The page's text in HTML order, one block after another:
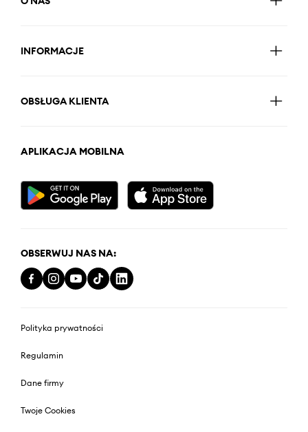
INFORMACJE
OBSŁUGA KLIENTA
APLIKACJA MOBILNA
OBSERWUJ NAS NA:
Polityka prywatności
Regulamin
Dane firmy
Twoje Cookies